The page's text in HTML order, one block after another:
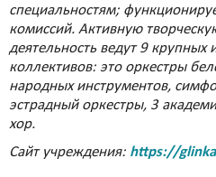
специальностям;
комиссий. Активную
деятельность ведут 9 крупных
коллективов: это оркестры
народных инструментов,
эстрадный оркестры, 3
хор.
Сайт учреждения: https://